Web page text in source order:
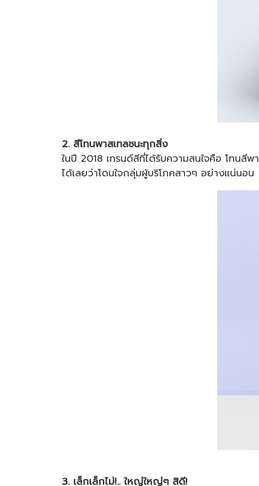
2. สีโทนพาสเทลชนะทุกสิ่ง
ในปี 2018 เทรนด์สีที่ได้รับความสนใจคือ โทนสี
ได้เลยว่าโดนใจกลุ่มผู้บริโภคสาวๆ อย่างแน่นอน
3. เล็กเล็กไม่!.. ใหญ่ใหญ่ๆ สิดี!